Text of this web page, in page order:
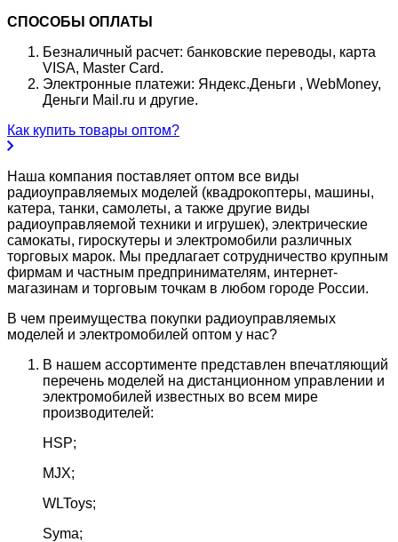
СПОСОБЫ ОПЛАТЫ
Безналичный расчет: банковские переводы, карта
VISA, Master Card.
Электронные платежи: Яндекс.Деньги , WebMoney,
Деньги Mail.ru и другие.
Как купить товары оптом?
Наша компания поставляет оптом все виды
радиоуправляемых моделей (квадрокоптеры, машины,
катера, танки, самолеты, а также другие виды
радиоуправляемой техники и игрушек), электрические
самокаты, гироскутеры и электромобили различных
торговых марок. Мы предлагает сотрудничество крупным
фирмам и частным предпринимателям, интернет-
магазинам и торговым точкам в любом городе России.
В чем преимущества покупки радиоуправляемых
моделей и электромобилей оптом у нас?
В нашем ассортименте представлен впечатляющий
перечень моделей на дистанционном управлении и
электромобилей известных во всем мире
производителей:
HSP;
MJX;
WLToys;
Syma;